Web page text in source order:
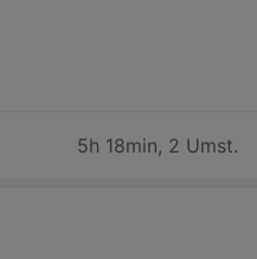
5h 18min, 2 Umst.